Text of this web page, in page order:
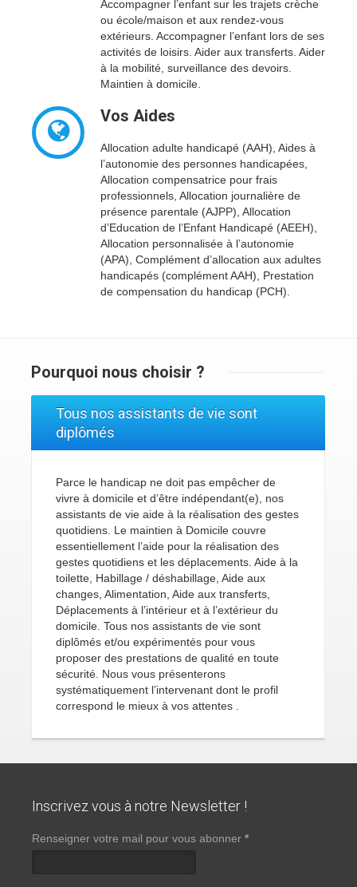
Accompagner l’enfant sur les trajets crèche
ou école/maison et aux rendez-vous
extérieurs. Accompagner l’enfant lors de ses
activités de loisirs. Aider aux transferts. Aider
à la mobilité, surveillance des devoirs.
Maintien à domicile.
Vos Aides
Allocation adulte handicapé (AAH), Aides à
l’autonomie des personnes handicapées,
Allocation compensatrice pour frais
professionnels, Allocation journalière de
présence parentale (AJPP), Allocation
d’Education de l’Enfant Handicapé (AEEH),
Allocation personnalisée à l’autonomie
(APA), Complément d’allocation aux adultes
handicapés (complément AAH), Prestation
de compensation du handicap (PCH).
Pourquoi nous choisir ?
Tous nos assistants de vie sont
diplômés
Parce le handicap ne doit pas empêcher de
vivre à domicile et d’être indépendant(e), nos
assistants de vie aide à la réalisation des gestes
quotidiens. Le maintien à Domicile couvre
essentiellement l’aide pour la réalisation des
gestes quotidiens et les déplacements. Aide à la
toilette, Habillage / déshabillage, Aide aux
changes, Alimentation, Aide aux transferts,
Déplacements à l’intérieur et à l’extérieur du
domicile. Tous nos assistants de vie sont
diplômés et/ou expérimentés pour vous
proposer des prestations de qualité en toute
sécurité. Nous vous présenterons
systématiquement l’intervenant dont le profil
correspond le mieux à vos attentes .
Inscrivez vous à notre Newsletter !
Renseigner votre mail pour vous abonner *